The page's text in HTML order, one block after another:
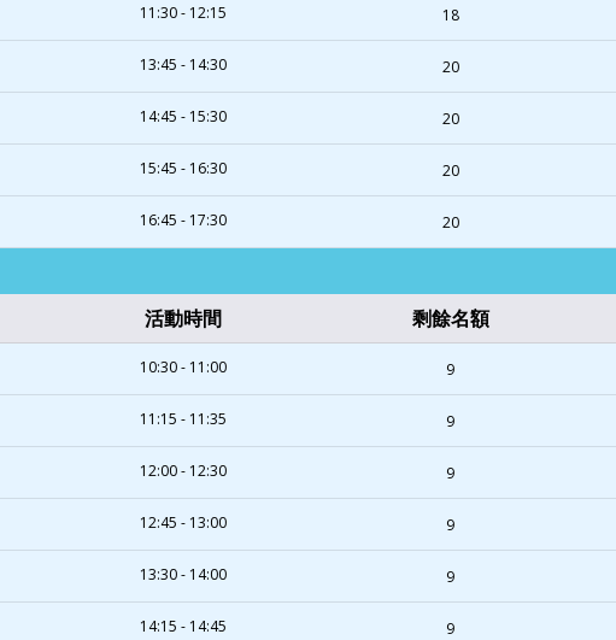
11:30 - 12:15 18
13:45 - 14:30 20
14:45 - 15:30 20
15:45 - 16:30 20
16:45 - 17:30 20
活動時間 剩餘名額
10:30 - 11:00 9
11:15 - 11:35 9
12:00 - 12:30 9
12:45 - 13:00 9
13:30 - 14:00 9
14:15 - 14:45 9